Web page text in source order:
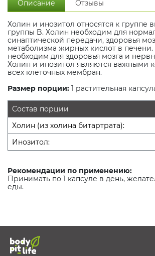
Описание Отзывы
Холин и инозитол относятся к группе
группы B. Холин необходим для
синаптической передачи, здоровья
метаболизма жирных кислот в
необходим для здоровья мозга и
Холин и инозитол являются важными
всех клеточных мембран.
Размер порции: 1 растительная
Состав порции
Холин (из холина битартрата):
Инозитол:
Рекомендации по применению:
Принимать по 1 капсуле в день,
еды.